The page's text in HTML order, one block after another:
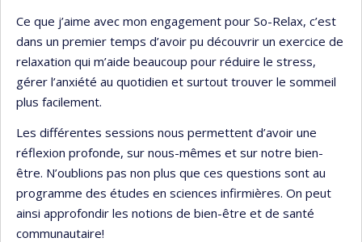
Ce que j’aime avec mon engagement pour So-Relax, c’est
dans un premier temps d’avoir pu découvrir un exercice de
relaxation qui m’aide beaucoup pour réduire le stress,
gérer l’anxiété au quotidien et surtout trouver le sommeil
plus facilement.
Les différentes sessions nous permettent d’avoir une
réflexion profonde, sur nous-mêmes et sur notre bien-
être. N’oublions pas non plus que ces questions sont au
programme des études en sciences infirmières. On peut
ainsi approfondir les notions de bien-être et de santé
communautaire!